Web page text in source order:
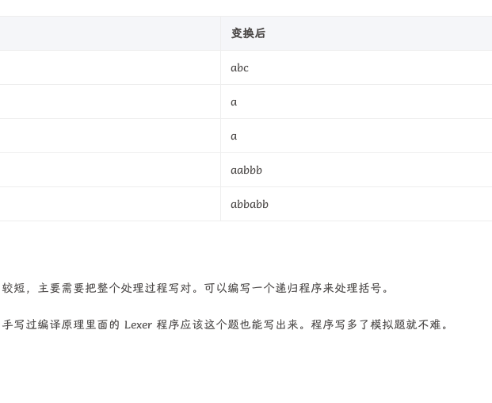
变换后
abc
a
a
aabbb
abbabb
短，主要需要把整个处理过程写对。可以编写一个递归程序来处理括号。
写过编译原理里面的 Lexer 程序应该这个题也能写出来。程序写多了模拟题就不难。